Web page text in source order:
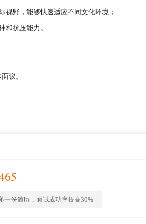
视野，能够快速适应不同文化环境；
和抗压能力。
议。
一份简历，面试成功率提高30%